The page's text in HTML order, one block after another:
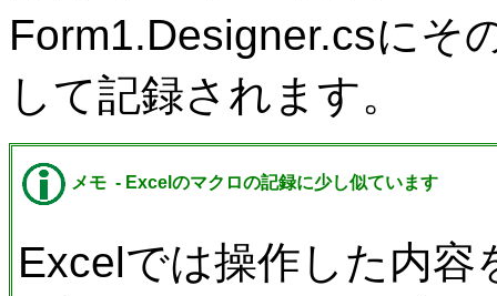
Form1.Designer.csにそ
して記録されます。
メモ - Excelのマクロの記録に少し似ています
Excelでは操作した内